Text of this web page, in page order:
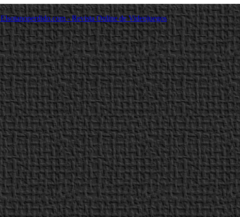
Elsotanoperdido.com - Revista Online de Videojuegos